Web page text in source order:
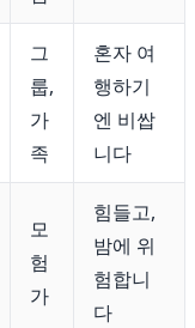
그
룹,
가
족
혼자 여
행하기
엔 비쌉
니다
모
험
가
힘들고,
밤에 위
험합니
다